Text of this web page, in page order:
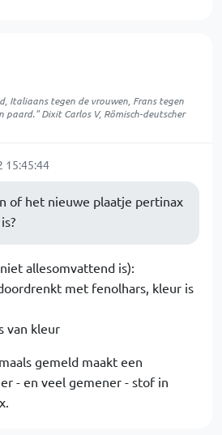
Italiaans tegen de vrouwen, Frans tegen
paard." Dixit Carlos V, Römisch-deutscher
15:45:44
of het nieuwe plaatje pertinax
allesomvattend is):
met fenolhars, kleur is
van kleur
gemeld maakt een
- en veel gemener - stof in